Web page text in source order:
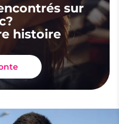
sur
histoire